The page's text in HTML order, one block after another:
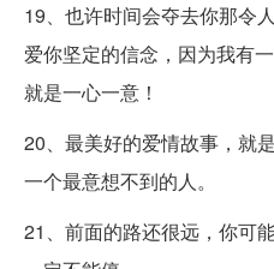
19、也许时间会夺去你那令
爱你坚定的信念，因为我有
就是一心一意！
20、最美好的爱情故事，就
一个最意想不到的人。
21、前面的路还很远，你可